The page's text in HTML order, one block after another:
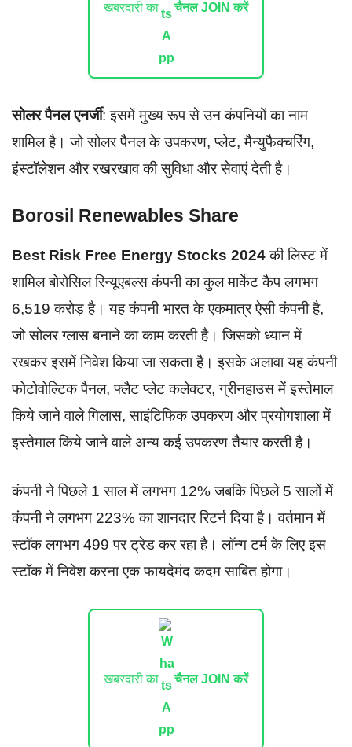
खबरदारी का चैनल JOIN करें
सोलर पैनल एनर्जी: इसमें मुख्य रूप से उन कंपनियों का नाम
शामिल है। जो सोलर पैनल के उपकरण, प्लेट, मैन्युफैक्चरिंग,
इंस्टॉलेशन और रखरखाव की सुविधा और सेवाएं देती है।
Borosil Renewables Share
Best Risk Free Energy Stocks 2024की लिस्ट में
शामिल बोरोसिल रिन्यूएबल्स कंपनी का कुल मार्केट कैप लगभग
6,519 करोड़ है। यह कंपनी भारत के एकमात्र ऐसी कंपनी है,
जो सोलर ग्लास बनाने का काम करती है। जिसको ध्यान में
रखकर इसमें निवेश किया जा सकता है। इसके अलावा यह कंपनी
फोटोवोल्टिक पैनल, फ्लैट प्लेट कलेक्टर, ग्रीनहाउस में इस्तेमाल
किये जाने वाले गिलास, साइंटिफिक उपकरण और प्रयोगशाला में
इस्तेमाल किये जाने वाले अन्य कई उपकरण तैयार करती है।
कंपनी ने पिछले 1 साल में लगभग 12% जबकि पिछले 5 सालों में
कंपनी ने लगभग 223% का शानदार रिटर्न दिया है। वर्तमान में
स्टॉक लगभग 499 पर ट्रेड कर रहा है। लॉन्ग टर्म के लिए इस
स्टॉक में निवेश करना एक फायदेमंद कदम साबित होगा।
खबरदारी का चैनल JOIN करें